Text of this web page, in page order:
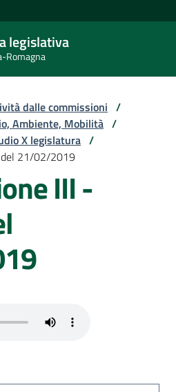
legislativa
Romagna
dalle commissioni /
Ambiente, Mobilità /
X legislatura /
del 21/02/2019
III -